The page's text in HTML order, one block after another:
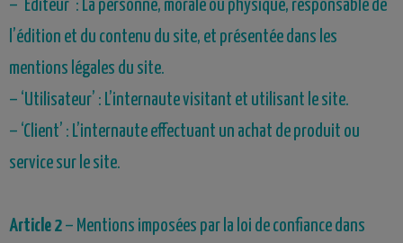
– ‘Editeur’ : La personne, morale ou physique, responsable de
l’édition et du contenu du site, et présentée dans les
mentions légales du site.
– ‘Utilisateur’ : L’internaute visitant et utilisant le site.
– ‘Client’ : L’internaute effectuant un achat de produit ou
service sur le site.
Article 2 – Mentions imposées par la loi de confiance dans